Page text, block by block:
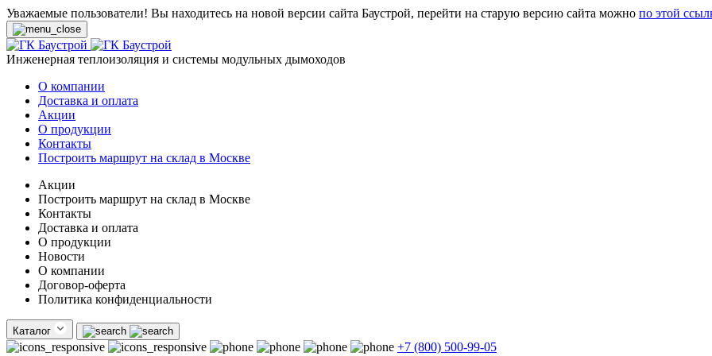
Уважаемые пользователи! Вы находитесь на новой версии сайта Баустрой, перейти на старую версию сайта можно по этой
Инженерная теплоизоляция и системы модульных дымоходов
О компании
Доставка и оплата
Акции
О продукции
Контакты
Построить маршрут на склад в Москве
Акции
Построить маршрут на склад в Москве
Контакты
Доставка и оплата
О продукции
Новости
О компании
Договор-оферта
Политика конфиденциальности
Каталог
+7 (800) 500-99-05